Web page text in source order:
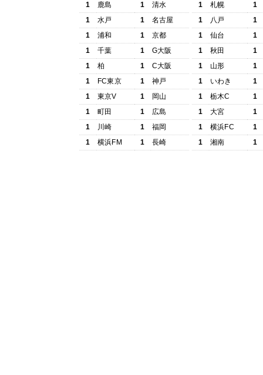
1 鹿島 1
清水
1
水戸 1
名古屋
1
浦和 1
京都
1
千葉 1
G大阪
1
柏 1
C大阪
1
FC東京 1
神戸
1
東京V 1
岡山
1
町田 1
広島
1
川崎 1
福岡
1
横浜FM 1 長崎
1 札幌
1
1
八戸
1
1
仙台
1
1
秋田
1
1
山形
1
1
いわき
1
1
栃木C
1
1
大宮
1
1
横浜FC
1
1
湘南 1